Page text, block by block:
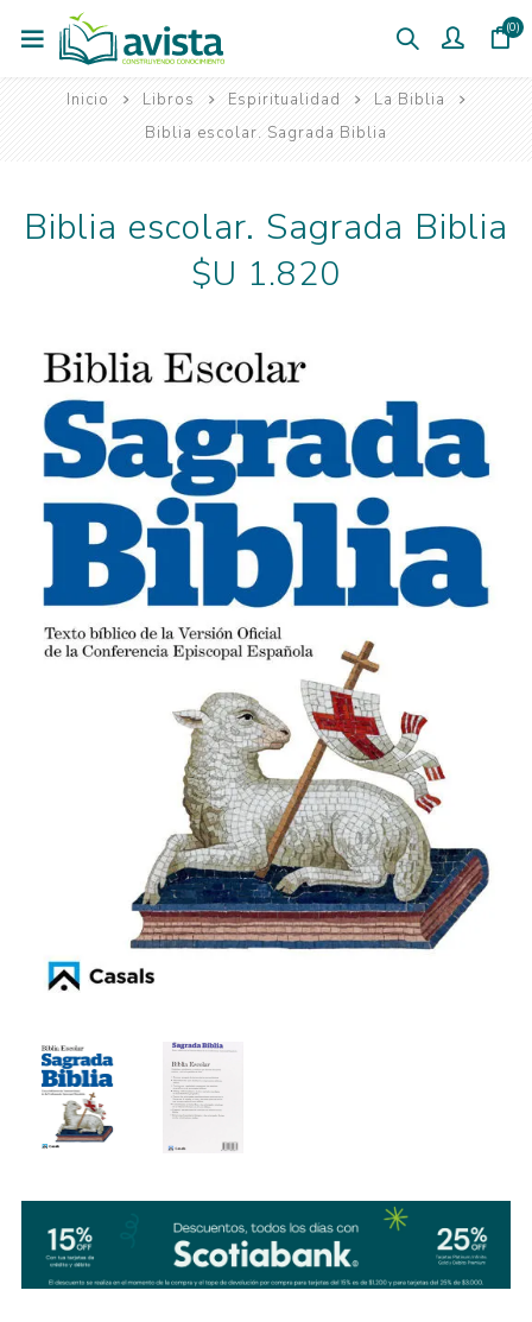
(0)
Inicio Libros Espiritualidad
La Biblia
Biblia escolar. Sagrada Biblia
Biblia escolar. Sagrada Biblia
$U 1.820